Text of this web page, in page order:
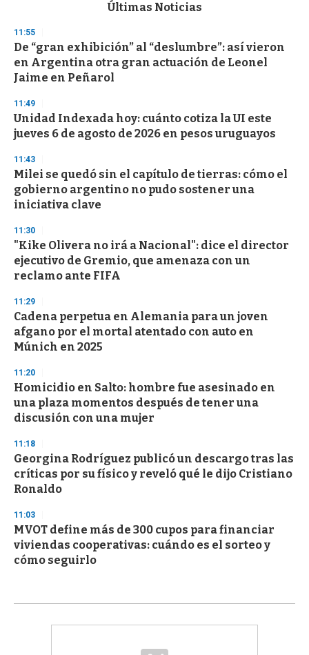
d
s
o
f
3
s
e
c
o
d
s
Últimas Noticias
11:55
De “gran exhibición” al “deslumbre”: así vieron
en Argentina otra gran actuación de Leonel
Jaime en Peñarol
11:49
Unidad Indexada hoy: cuánto cotiza la UI este
jueves 6 de agosto de 2026 en pesos uruguayos
11:43
Milei se quedó sin el capítulo de tierras: cómo el
gobierno argentino no pudo sostener una
iniciativa clave
11:30
"Kike Olivera no irá a Nacional": dice el director
ejecutivo de Gremio, que amenaza con un
reclamo ante FIFA
11:29
Cadena perpetua en Alemania para un joven
afgano por el mortal atentado con auto en
Múnich en 2025
11:20
Homicidio en Salto: hombre fue asesinado en
una plaza momentos después de tener una
discusión con una mujer
11:18
Georgina Rodríguez publicó un descargo tras las
críticas por su físico y reveló qué le dijo Cristiano
Ronaldo
11:03
MVOT define más de 300 cupos para financiar
viviendas cooperativas: cuándo es el sorteo y
cómo seguirlo